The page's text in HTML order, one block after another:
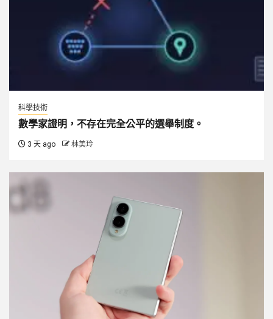
科學技術
數學家證明，不存在完全公平的選舉制度。
3 天 ago 林美玲